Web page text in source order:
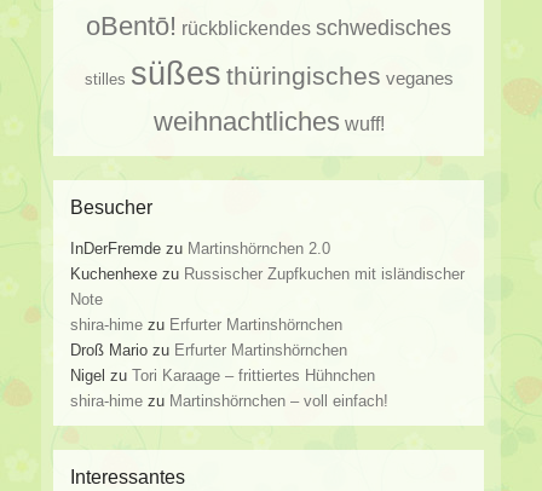
oBentō! rückblickendes schwedisches
stilles süßes thüringisches veganes
weihnachtliches wuff!
Besucher
InDerFremde zu Martinshörnchen 2.0
Kuchenhexe zu Russischer Zupfkuchen mit isländischer
Note
shira-hime zu Erfurter Martinshörnchen
Droß Mario zu Erfurter Martinshörnchen
Nigel zuTori Karaage – frittiertes Hühnchen
shira-hime zu Martinshörnchen – voll einfach!
Interessantes